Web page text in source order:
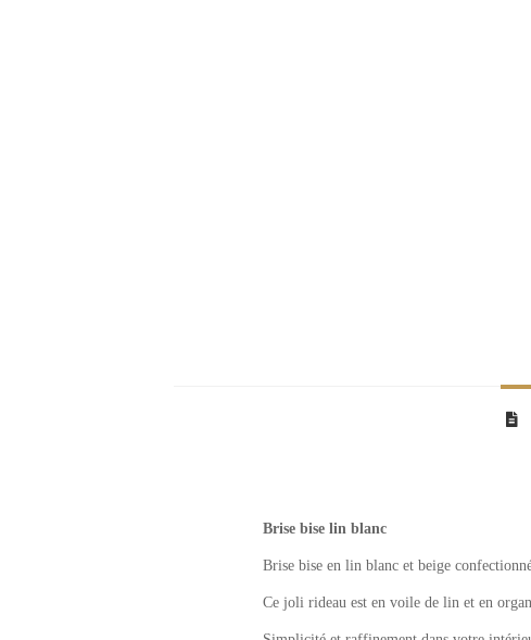
Brise bise lin blanc
Brise bise en lin blanc et beige
Ce joli rideau est en voile de lin et en